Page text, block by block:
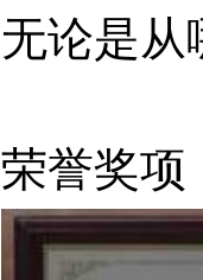
无论是从
荣誉奖项